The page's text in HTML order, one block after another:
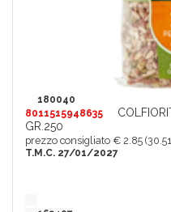
180040
8011515948635
GR.250
prezzo consigliato € 2.85
T.M.C. 27/01/2027